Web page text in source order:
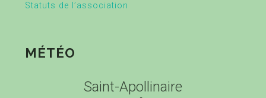
Statuts de l’association
MÉTÉO
Saint-Apollinaire